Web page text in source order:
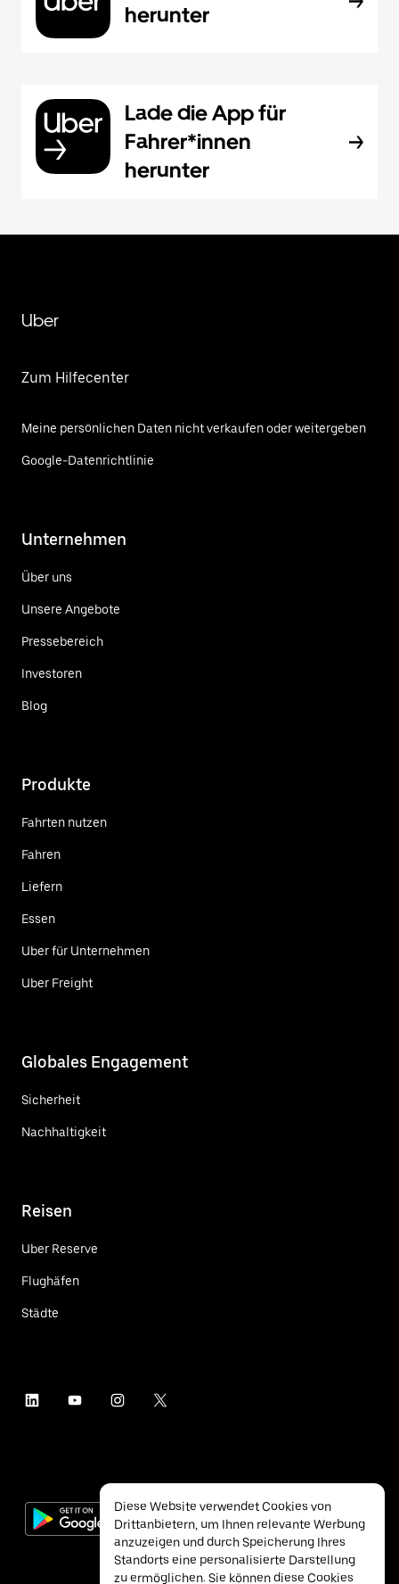
herunter
Lade die App für
Fahrer*innen
herunter
Uber
Zum Hilfecenter
Meine persönlichen Daten nicht verkaufen oder weitergeben
Google-Datenrichtlinie
Unternehmen
Über uns
Unsere Angebote
Pressebereich
Investoren
Blog
Produkte
Fahrten nutzen
Fahren
Liefern
Essen
Uber für Unternehmen
Uber Freight
Globales Engagement
Sicherheit
Nachhaltigkeit
Reisen
Uber Reserve
Flughäfen
Städte
Diese Website verwendet Cookies von
Drittanbietern, um Ihnen relevante Werbung
anzuzeigen und durch Speicherung Ihres
Standorts eine personalisierte Darstellung
zu ermöglichen. Sie können diese Cookies